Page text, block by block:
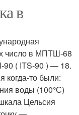
в
число в МПТШ-68
90 ( ITS-90 ) — 18.
когда-то были:
воды (100°С)
Цельсия